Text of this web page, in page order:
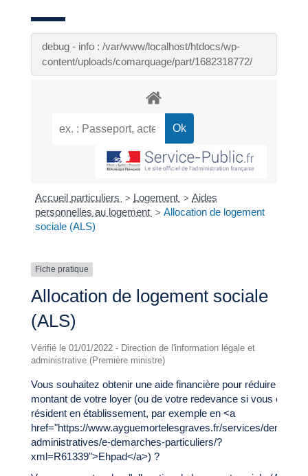
debug - info : /var/www/localhost/htdocs/wp-
content/uploads/comarquage/part/1682318772/
Accueil particuliers > Logement > Aides
personnelles au logement > Allocation de logement
sociale (ALS)
Fiche pratique
Allocation de logement sociale
(ALS)
Vérifié le 01/01/2022 - Direction de l'information légale et
administrative (Première ministre)
Vous souhaitez obtenir une aide financière pour réduire le
montant de votre loyer (ou de votre redevance si vous êtes
résident en établissement, par exemple en <a
href="https://www.ayguemortelesgraves.fr/services/
administratives/e-demarches-particuliers/?
xml=R61339">Ehpad</a>) ?